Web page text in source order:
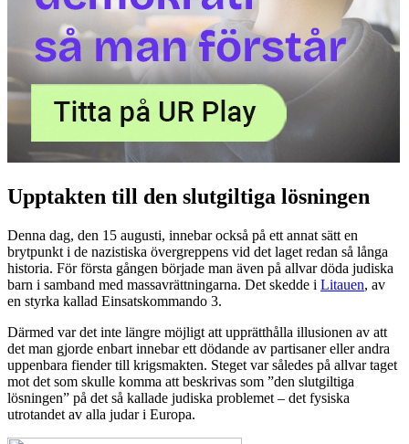
Upptakten till den slutgiltiga lösningen
Denna dag, den 15 augusti, innebar också på ett annat sätt en
brytpunkt i de nazistiska övergreppens vid det laget redan så långa
historia. För första gången började man även på allvar döda judiska
barn i samband med massavrättningarna. Det skedde i Litauen, av
en styrka kallad Einsatskommando 3.
Därmed var det inte längre möjligt att upprätthålla illusionen av att
det man gjorde enbart innebar ett dödande av partisaner eller andra
uppenbara fiender till krigsmakten. Steget var således på allvar taget
mot det som skulle komma att beskrivas som ”den slutgiltiga
lösningen” på det så kallade judiska problemet – det fysiska
utrotandet av alla judar i Europa.